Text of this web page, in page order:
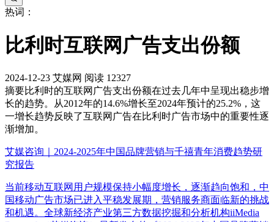
热词：
比利时互联网广告支出份额
2024-12-23 艾媒网 阅读 12327
摘要比利时的互联网广告支出份额在过去几年中呈现出稳步增
长的趋势。从2012年的14.6%增长至2024年预计的25.2%，这
一增长趋势反映了互联网广告在比利时广告市场中的重要性逐
渐增加。
艾媒咨询｜2024-2025年中国品牌营销与千禧青年消费趋势研
究报告
当前移动互联网用户规模保持小幅度增长，逐渐趋向饱和，中
国移动广告市场已进入平稳发展期，营销服务商面临新的挑战
和机遇。全球新经济产业第三方数据挖掘和分析机构iiMedia